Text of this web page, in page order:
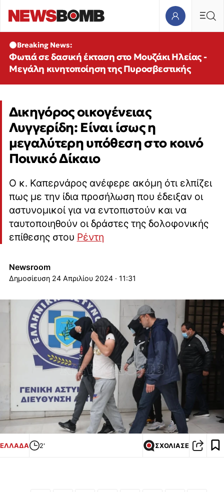
Breaking News:
Φωτιά σε δασική έκταση στο Μουζάκι Ηλείας -
Μεγάλη κινητοποίηση της Πυροσβεστικής
Δικηγόρος οικογένειας
Λυγγερίδη: Είναι ίσως η
μεγαλύτερη υπόθεση στο κοινό
Ποινικό Δίκαιο
Ο κ. Καπερνάρος ανέφερε ακόμη ότι ελπίζει
πως με την ίδια προσήλωση που έδειξαν οι
αστυνομικοί για να εντοπιστούν και να
ταυτοποιηθούν οι δράστες της δολοφονικής
επίθεσης στου Ρέντη
Newsroom
24 Απριλίου 2024 · 11:31
ΕΛΛΑΔΑ 2' ΣΧΟΛΙΑΣΕ